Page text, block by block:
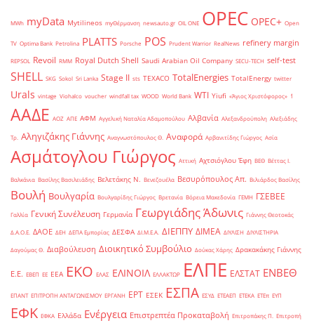
MWh myData Mytilineos myΘέρμανση newsauto.gr OIL ONE OPEC OPEC+ Open
TV Optima Bank Petrolina PLATTS Porsche POS Prudent Warrior RealNews refinery margin
REPSOL Revoil RMM Royal Dutch Shell Saudi Arabian Oil Company SECU-TECH self-test
SHELL SKG Sokol Sri Lanka Stage II sts TEXACO TotalEnergies TotalEnergy twitter
Urals vintage Viohalco voucher windfall tax WOOD World Bank WTI Yiufi «Άγιος Χριστόφορος» ΄1
ΑΑΔΕ ΑΟΖ ΑΠΕ ΑΦΜ Αγγελική Ναταλία Αδαμοπούλου Αλβανία Αλεξανδρούπολη Αλεξιάδης
Τρ. Αληγιζάκης Γιάννης Αναγνωστόπουλος Θ. Αναφορά Αρβανιτίδης Γιώργος Ασία
Ασμάτογλου Γιώργος Αττική Αχτσιόγλου Έφη ΒΕΘ Βέττας Ι.
Βαλκάνια Βασίλης Βασιλειάδης Βελετάκης Ν. Βενεζουέλα Βεσυρόπουλος Απ. Βιλιάρδος Βασίλης
Βουλή Βουλγαρία Βουλγαρίδης Γιώργος Βρετανία Βόρεια Μακεδονία ΓΕΜΗ ΓΣΕΒΕΕ
Γαλλία Γενική Συνέλευση Γερμανία Γεωργιάδης Άδωνις Γιάννης Θεοτοκάς
Δ.Α.Ο.Ε. ΔΑΟΕ ΔΕΗ ΔΕΠΑ Εμπορίας ΔΕΣΦΑ ΔΙ.Μ.Ε.Α. ΔΙΕΠΠΥ ΔΙΜΕΑ ΔΙΥΛΙΣΗ ΔΙΥΛΙΣΤΗΡΙΑ
Δαγούμας Θ. Διαβούλευση Διοικητικό Συμβούλιο Δούκας Χάρης Δρακακάκης Γιάννης
Ε.Ε. ΕΒΕΠ ΕΕ ΕΕΑ ΕΚΟ ΕΛΑΣ ΕΛΙΝΟΙΛ ΕΛΛΑΚΤΩΡ ΕΛΠΕ ΕΛΣΤΑΤ ΕΝΒΕΘ
ΕΠΑΝΤ ΕΠΙΤΡΟΠΗ ΑΝΤΑΓΩΝΙΣΜΟΥ ΕΡΓΑΝΗ ΕΡΤ ΕΣΕΚ ΕΣΠΑ ΕΣΥΔ ΕΤΕΑΕΠ ΕΤΕΚΑ ΕΤΕπ ΕΥΠ
ΕΦΚ ΕΦΚΑ Ελλάδα Ενέργεια Επιστρεπτέα Προκαταβολή Επιτροπάκης Π. Επιτροπή